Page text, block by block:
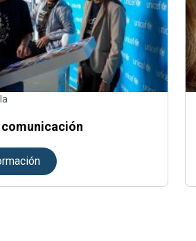
comunicación